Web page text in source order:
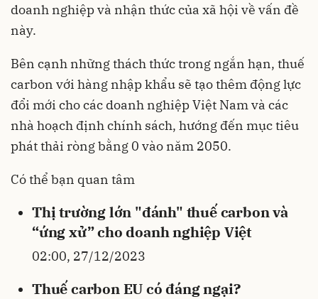
doanh nghiệp và nhận thức của xã hội về vấn đề
này.
Bên cạnh những thách thức trong ngắn hạn, thuế
carbon với hàng nhập khẩu sẽ tạo thêm động lực
đổi mới cho các doanh nghiệp Việt Nam và các
nhà hoạch định chính sách, hướng đến mục tiêu
phát thải ròng bằng 0 vào năm 2050.
Có thể bạn quan tâm
Thị trường lớn "đánh" thuế carbon và
“ứng xử” cho doanh nghiệp Việt
02:00, 27/12/2023
Thuế carbon EU có đáng ngại?